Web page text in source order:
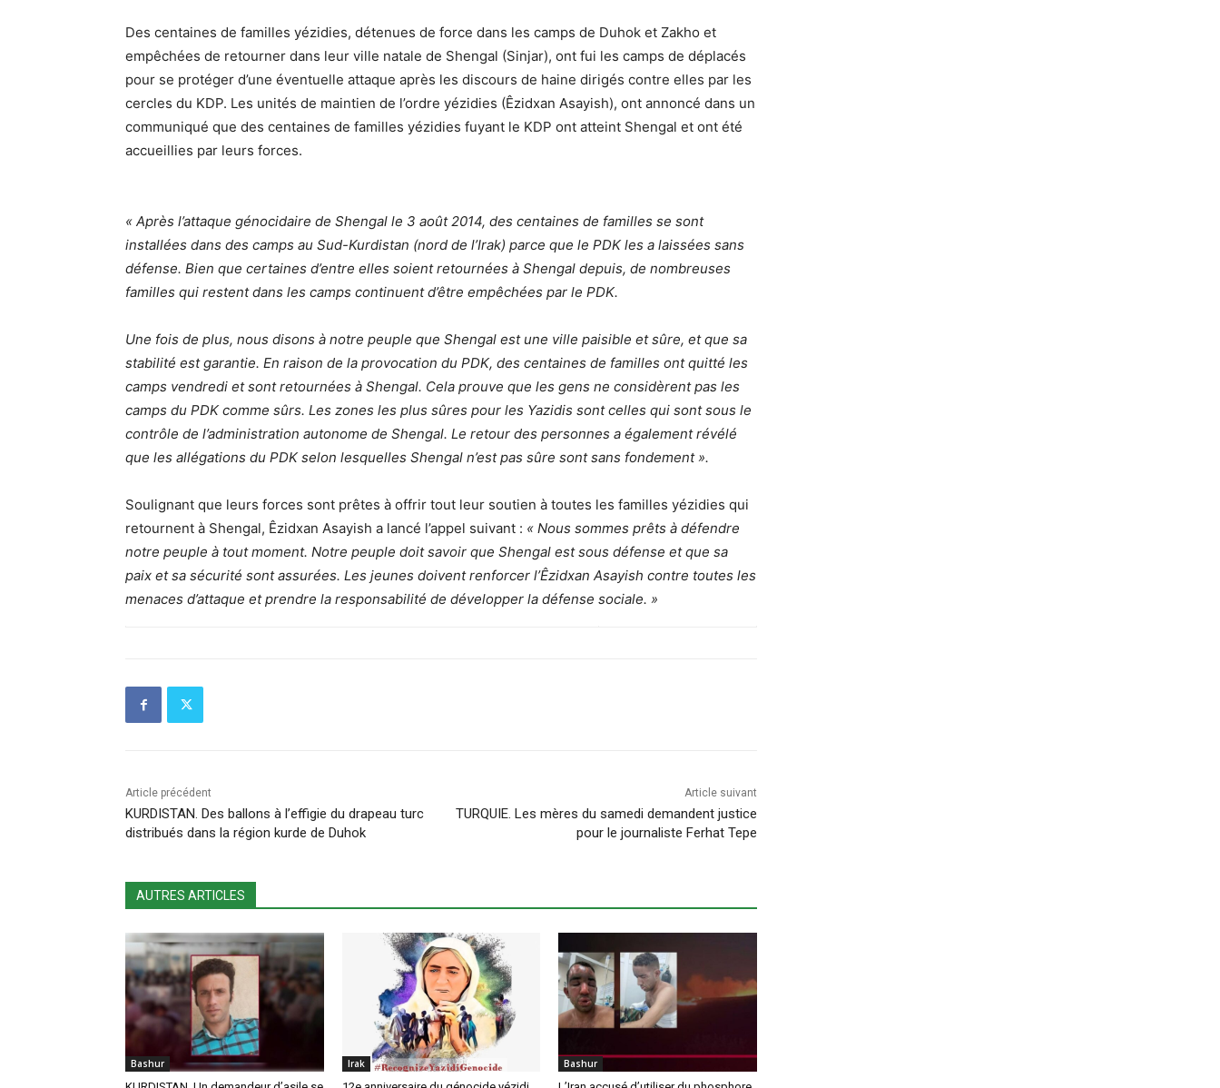
Des centaines de familles yézidies, détenues de force dans les camps de Duhok et Zakho et
empêchées de retourner dans leur ville natale de Shengal (Sinjar), ont fui les camps de déplacés
pour se protéger d’une éventuelle attaque après les discours de haine dirigés contre elles par les
cercles du KDP. Les unités de maintien de l’ordre yézidies (Êzidxan Asayish), ont annoncé dans un
communiqué que des centaines de familles yézidies fuyant le KDP ont atteint Shengal et ont été
accueillies par leurs forces.
« Après l’attaque génocidaire de Shengal le 3 août 2014, des centaines de familles se sont
installées dans des camps au Sud-Kurdistan (nord de l’Irak) parce que le PDK les a laissées sans
défense. Bien que certaines d’entre elles soient retournées à Shengal depuis, de nombreuses
familles qui restent dans les camps continuent d’être empêchées par le PDK.
Une fois de plus, nous disons à notre peuple que Shengal est une ville paisible et sûre, et que sa
stabilité est garantie. En raison de la provocation du PDK, des centaines de familles ont quitté les
camps vendredi et sont retournées à Shengal. Cela prouve que les gens ne considèrent pas les
camps du PDK comme sûrs. Les zones les plus sûres pour les Yazidis sont celles qui sont sous le
contrôle de l’administration autonome de Shengal. Le retour des personnes a également révélé
que les allégations du PDK selon lesquelles Shengal n’est pas sûre sont sans fondement ».
Soulignant que leurs forces sont prêtes à offrir tout leur soutien à toutes les familles yézidies qui
retournent à Shengal, Êzidxan Asayish a lancé l’appel suivant : « Nous sommes prêts à défendre
notre peuple à tout moment. Notre peuple doit savoir que Shengal est sous défense et que sa
paix et sa sécurité sont assurées. Les jeunes doivent renforcer l’Êzidxan Asayish contre toutes les
menaces d’attaque et prendre la responsabilité de développer la défense sociale. »
Article précédent
KURDISTAN. Des ballons à l’effigie du drapeau turc
distribués dans la région kurde de Duhok
Article suivant
TURQUIE. Les mères du samedi demandent justice
pour le journaliste Ferhat Tepe
AUTRES ARTICLES
Bashur Irak Bashur